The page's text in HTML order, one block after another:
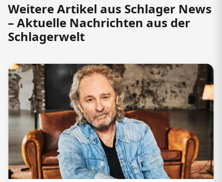
Weitere Artikel aus Schlager News
– Aktuelle Nachrichten aus der
Schlagerwelt